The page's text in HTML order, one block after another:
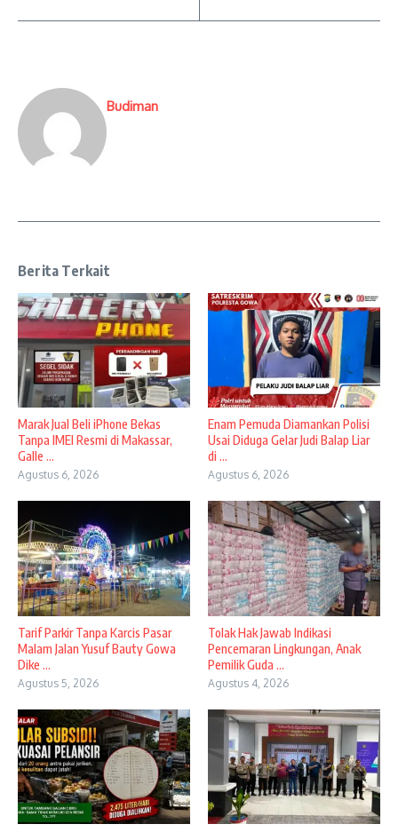
Budiman
Berita Terkait
​Marak Jual Beli iPhone Bekas
Tanpa IMEI Resmi di Makassar,
Galle ...
Agustus 6, 2026
Enam Pemuda Diamankan Polisi
Usai Diduga Gelar Judi Balap Liar
di ...
Agustus 6, 2026
Tarif Parkir Tanpa Karcis Pasar
Malam Jalan Yusuf Bauty Gowa
Dike ...
Agustus 5, 2026
Tolak Hak Jawab Indikasi
Pencemaran Lingkungan, Anak
Pemilik Guda ...
Agustus 4, 2026